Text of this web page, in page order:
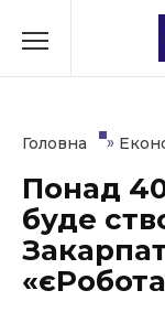
до
Культура
Освіта
Головна »
Понад
буде